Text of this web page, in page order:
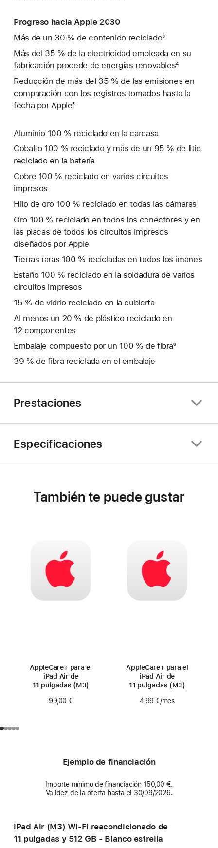
Progreso hacia Apple 2030
Más de un 30 % de contenido reciclado³
Más del 35 % de la electricidad empleada en su
fabricación procede de energías renovables⁴
Reducción de más del 35 % de las emisiones en
comparación con los registros tomados hasta la
fecha por Apple⁵
Aluminio 100 % reciclado en la carcasa
Cobalto 100 % reciclado y más de un 95 % de litio
reciclado en la batería
Cobre 100 % reciclado en varios circuitos
impresos
Hilo de oro 100 % reciclado en todas las cámaras
Oro 100 % reciclado en todos los conectores y en
las placas de todos los circuitos impresos
diseñados por Apple
Tierras raras 100 % recicladas en todos los imanes
Estaño 100 % reciclado en la soldadura de varios
circuitos impresos
15 % de vidrio reciclado en la cubierta
Al menos un 20 % de plástico reciclado en
12 componentes
Embalaje compuesto por un 100 % de fibra⁶
39 % de fibra reciclada en el embalaje
Prestaciones
Especificaciones
También te puede gustar
AppleCare+ para el
iPad Air de
11 pulgadas (M3)
99,00 €
AppleCare+ para el
iPad Air de
11 pulgadas (M3)
4,99 €/mes
Ejemplo de financiación
Importe mínimo de financiación 150,00 €.
Validez de la oferta hasta el 30/09/2026.
iPad Air (M3) Wi-Fi reacondicionado de
11 pulgadas y 512 GB - Blanco estrella